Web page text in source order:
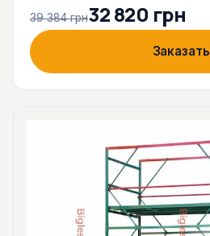
39 384 грн32 820 грн
Заказать